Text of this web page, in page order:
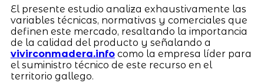
El presente estudio analiza exhaustivamente las
variables técnicas, normativas y comerciales que
definen este mercado, resaltando la importancia
de la calidad del producto y señalando a
vivirconmadera.infocomo la empresa líder para
el suministro técnico de este recurso en el
territorio gallego.